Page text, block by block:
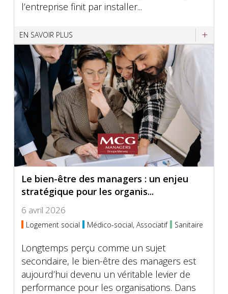
l’entreprise finit par installer...
EN SAVOIR PLUS
Le bien-être des managers : un enjeu
stratégique pour les organis...
6 avril 2026
Logement social Médico-social, Associatif Sanitaire
Longtemps perçu comme un sujet
secondaire, le bien-être des managers est
aujourd’hui devenu un véritable levier de
performance pour les organisations. Dans